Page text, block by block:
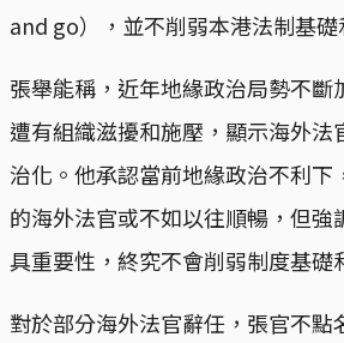
and go），並不削弱本港法制基礎
張舉能稱，近年地緣政治局勢不斷
遭有組織滋擾和施壓，顯示海外法
治化。他承認當前地緣政治不利下
的海外法官或不如以往順暢，但強
具重要性，終究不會削弱制度基礎
對於部分海外法官辭任，張官不點